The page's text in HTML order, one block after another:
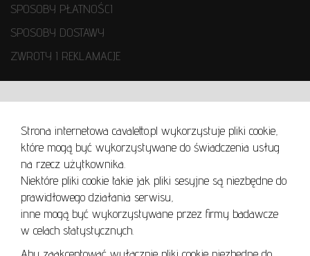
Strona internetowa cavaletto.pl wykorzystuje pliki cookie,
które mogą być wykorzystywane do świadczenia usług
na rzecz użytkownika.
Niektóre pliki cookie takie jak pliki sesyjne są niezbędne do
prawidłowego działania serwisu,
inne mogą być wykorzystywane przez firmy badawcze
w celach statystycznych.
SPOSOBY PŁATNOŚCI
SPOSOBY DOSTAWY
ZWROTY I REKLAMACJE
REGULAMIN
REGULAMIN AUKCJI
POLITYKA PRYWATNOŚCI
POLITYKA COOKIES